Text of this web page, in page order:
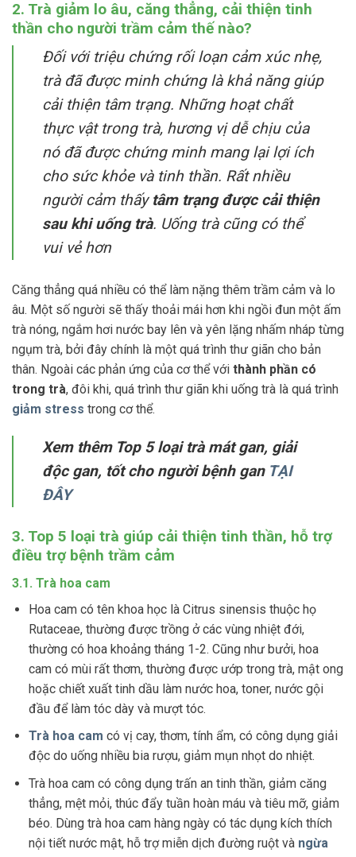
2. Trà giảm lo âu, căng thẳng, cải thiện tinh
thần cho người trầm cảm thế nào?
Đối với triệu chứng rối loạn cảm xúc nhẹ,
trà đã được minh chứng là khả năng giúp
cải thiện tâm trạng. Những hoạt chất
thực vật trong trà, hương vị dễ chịu của
nó đã được chứng minh mang lại lợi ích
cho sức khỏe và tinh thần. Rất nhiều
người cảm thấy tâm trạng được cải thiện
sau khi uống trà. Uống trà cũng có thể
vui vẻ hơn
Căng thẳng quá nhiều có thể làm nặng thêm trầm cảm và lo
âu. Một số người sẽ thấy thoải mái hơn khi ngồi đun một ấm
trà nóng, ngắm hơi nước bay lên và yên lặng nhấm nháp từng
ngụm trà, bởi đây chính là một quá trình thư giãn cho bản
thân. Ngoài các phản ứng của cơ thể với thành phần có
trong trà, đôi khi, quá trình thư giãn khi uống trà là quá trình
giảm stress trong cơ thể.
Xem thêm Top 5 loại trà mát gan, giải
độc gan, tốt cho người bệnh gan TẠI
ĐÂY
3. Top 5 loại trà giúp cải thiện tinh thần, hỗ trợ
điều trợ bệnh trầm cảm
3.1. Trà hoa cam
Hoa cam có tên khoa học là Citrus sinensis thuộc họ
Rutaceae, thường được trồng ở các vùng nhiệt đới,
thường có hoa khoảng tháng 1-2. Cũng như bưởi, hoa
cam có mùi rất thơm, thường được ướp trong trà, mật ong
hoặc chiết xuất tinh dầu làm nước hoa, toner, nước gội
đầu để làm tóc dày và mượt tóc.
Trà hoa cam có vị cay, thơm, tính ẩm, có công dụng giải
độc do uống nhiều bia rượu, giảm mụn nhọt do nhiệt.
Trà hoa cam có công dụng trấn an tinh thần, giảm căng
thẳng, mệt mỏi, thúc đẩy tuần hoàn máu và tiêu mỡ, giảm
béo. Dùng trà hoa cam hàng ngày có tác dụng kích thích
nội tiết nước mật, hỗ trợ miễn dịch đường ruột và ngừa